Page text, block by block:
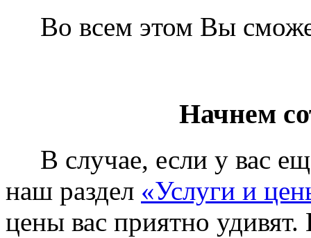
Во всем этом Вы
Начнем
В случае, если у вас
наш раздел «Услуги и
цены вас приятно